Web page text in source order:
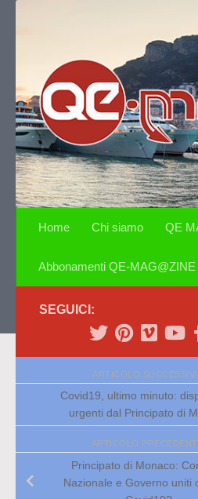
Home Chi siamo QE
Abbonamenti QE-MAG@ZINE
SEGUICI:
ARTICOLO
Covid19, ultimo minuto:
urgenti dal Principato di
ARTICOLO
Principato di Monaco:
Nazionale e Governo uniti